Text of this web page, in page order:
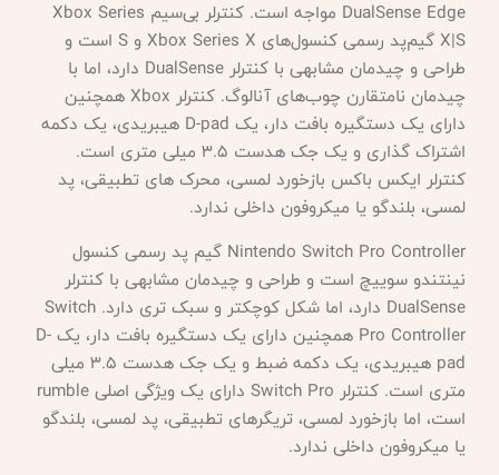
DualSense Edge مواجه است. کنترلر بی‌سیم Xbox Series
X|S گیم‌پد رسمی کنسول‌های Xbox Series X و S است و
طراحی و چیدمان مشابهی با کنترلر DualSense دارد، اما با
چیدمان نامتقارن چوب‌های آنالوگ. کنترلر Xbox همچنین
دارای یک دستگیره بافت دار، یک D-pad هیبریدی، یک دکمه
اشتراک گذاری و یک جک هدست 3.5 میلی متری است.
کنترلر ایکس باکس بازخورد لمسی، محرک های تطبیقی، پد
لمسی، بلندگو یا میکروفون داخلی ندارد.
Nintendo Switch Pro Controller گیم پد رسمی کنسول
نینتندو سوییچ است و طراحی و چیدمان مشابهی با کنترلر
DualSense دارد، اما شکل کوچکتر و سبک تری دارد. Switch
Pro Controller همچنین دارای یک دستگیره بافت دار، یک D-
pad هیبریدی، یک دکمه ضبط و یک جک هدست 3.5 میلی
متری است. کنترلر Switch Pro دارای یک ویژگی اصلی rumble
است، اما بازخورد لمسی، تریگرهای تطبیقی، پد لمسی، بلندگو
یا میکروفون داخلی ندارد.